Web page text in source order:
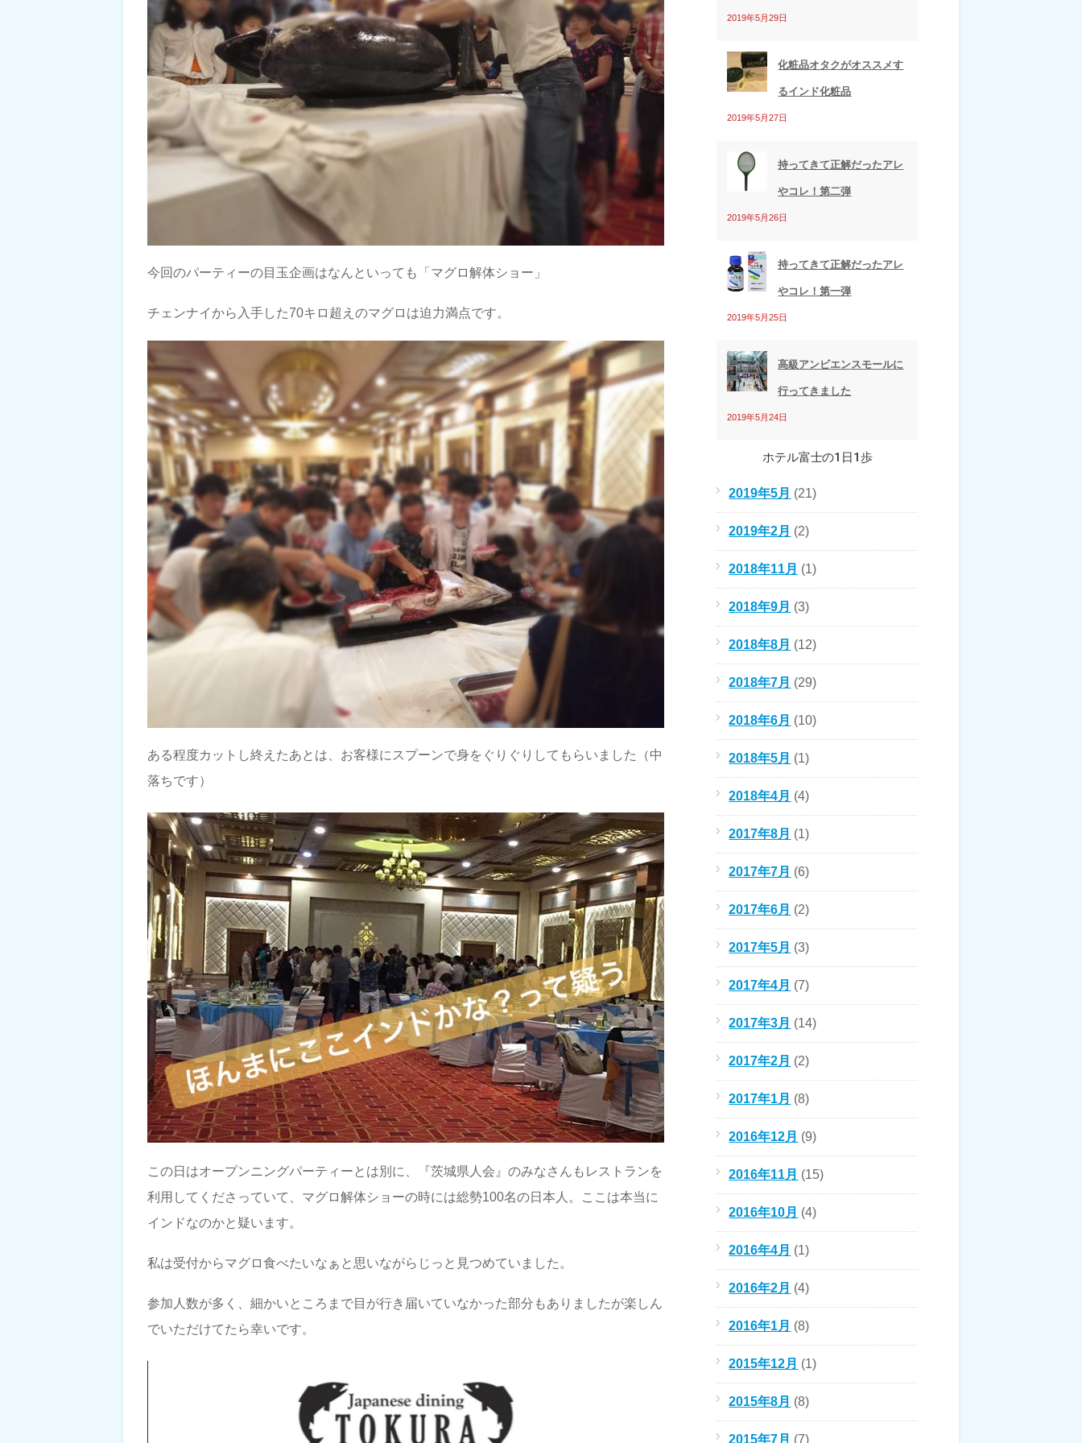
今回のパーティーの目玉企画はなんといっても「マグロ解体ショー」
チェンナイから入手した70キロ超えのマグロは迫力満点です。
ある程度カットし終えたあとは、お客様にスプーンで身をぐりぐりしてもらいました（中
落ちです）
この日はオープンニングパーティーとは別に、『茨城県人会』のみなさんもレストランを
利用してくださっていて、マグロ解体ショーの時には総勢100名の日本人。ここは本当に
インドなのかと疑います。
私は受付からマグロ食べたいなぁと思いながらじっと見つめていました。
参加人数が多く、細かいところまで目が行き届いていなかった部分もありましたが楽しん
でいただけてたら幸いです。
2019年5月29日
化粧品オタクがオススメす
るインド化粧品
2019年5月27日
持ってきて正解だったアレ
やコレ！第二弾
2019年5月26日
持ってきて正解だったアレ
やコレ！第一弾
2019年5月25日
高級アンビエンスモールに
行ってきました
2019年5月24日
ホテル富士の1日1歩
2019年5月 (21)
2019年2月 (2)
2018年11月 (1)
2018年9月 (3)
2018年8月 (12)
2018年7月 (29)
2018年6月 (10)
2018年5月 (1)
2018年4月 (4)
2017年8月 (1)
2017年7月 (6)
2017年6月 (2)
2017年5月 (3)
2017年4月 (7)
2017年3月 (14)
2017年2月 (2)
2017年1月 (8)
2016年12月 (9)
2016年11月 (15)
2016年10月 (4)
2016年4月 (1)
2016年2月 (4)
2016年1月 (8)
2015年12月 (1)
2015年8月 (8)
2015年7月 (7)